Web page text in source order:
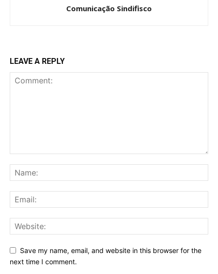
Comunicação Sindifisco
LEAVE A REPLY
Save my name, email, and website in this browser for the
next time I comment.